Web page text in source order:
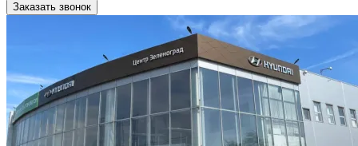
Заказать звонок